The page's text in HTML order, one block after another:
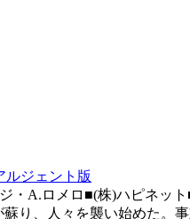
ジェント版
・A.ロメロ■(株)ハピネッ
り、人々を襲い始めた。